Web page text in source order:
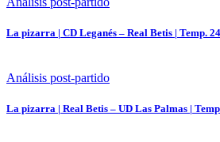
La pizarra | CD Leganés – Real Betis | Temp.
Análisis post-partido
La pizarra | Real Betis – UD Las Palmas |